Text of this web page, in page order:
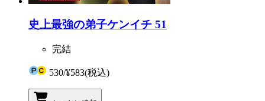
史上最強の弟子ケンイチ 51
完結
530/¥583(税込)